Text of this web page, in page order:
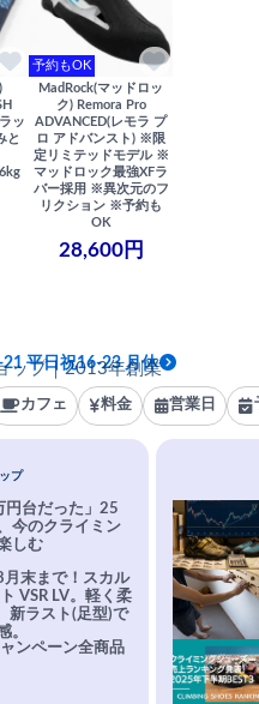
ッ
と
予約もOK
MadRock(マッドロッ
ク) Remora Pro
ADVANCED(レモラ プ
ロ アドバンスト) ※限
定リミテッドモデル ※
マッドロック最強XFラ
バー採用 ※異次元のフ
リクション ※予約も
OK
28,600円
ップ｜2013年創業
平日祝16-23 月休
カフェ 料金 営業日
プ
円台だった」25
今のクライミン
しむ
末まで！スカル
VSR LV。軽く柔
新ラスト(足型)で
。
ンペーン全商品